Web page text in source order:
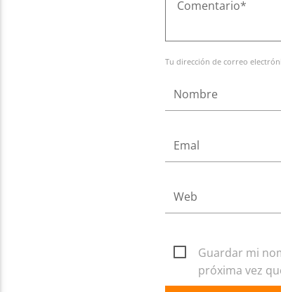
Tu dirección de correo
Guardar mi
próxima vez